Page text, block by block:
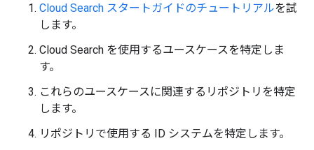
Cloud Search スタートガイドのチュートリアルを試
します。
Cloud Search を使用するユースケースを特定しま
す。
これらのユースケースに関連するリポジトリを特定
します。
リポジトリで使用する ID システムを特定します。